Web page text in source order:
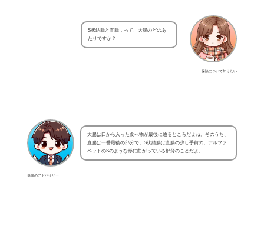
保険について知りたい
S状結腸と直腸…って、大腸のどのあ
たりですか？
保険のアドバイザー
大腸は口から入った食べ物が最後に通るところだよね。そのうち、
直腸は一番最後の部分で、S状結腸は直腸の少し手前の、アルファ
ベットのSのような形に曲がっている部分のことだよ。